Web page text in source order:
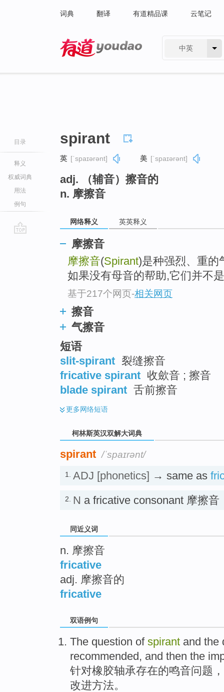
词典 翻译 有道精品课 云笔记
中英
目录
释义
权威词典
用法
例句
spirant
英 [ˈspaɪərənt] 美 [ˈspaɪərənt]
adj. （辅音）擦音的
n. 摩擦音
网络释义 英英释义
摩擦音
摩擦音(Spirant)是种强烈、重的
如果没有母音的帮助,它们并不
基于217个网页-相关网页
擦音
气擦音
短语
slit-spirant 裂缝擦音
fricative spirant 收歛音 ; 擦音
blade spirant 舌前擦音
更多网络短语
柯林斯英汉双解大词典
spirant /ˈspaɪrənt/
1. ADJ [phonetics] → same as
2. N a fricative consonant 摩擦音
同近义词
n. 摩擦音
fricative
adj. 摩擦音的
fricative
双语例句
The question of spirant and the
recommended, and then the
针对橡胶轴承存在的鸣音问题 ，
改进方法。